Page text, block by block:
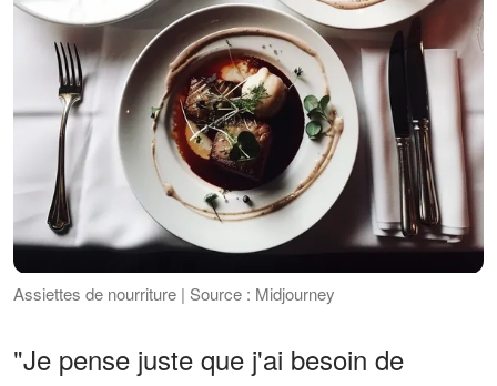
Assiettes de nourriture | Source : Midjourney
"Je pense juste que j'ai besoin de